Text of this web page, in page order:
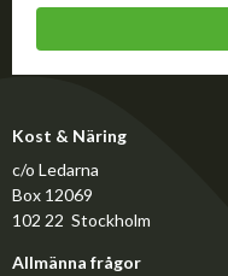
Kost & Näring
c/o Ledarna
Box 12069
102 22 Stockholm
Allmänna frågor